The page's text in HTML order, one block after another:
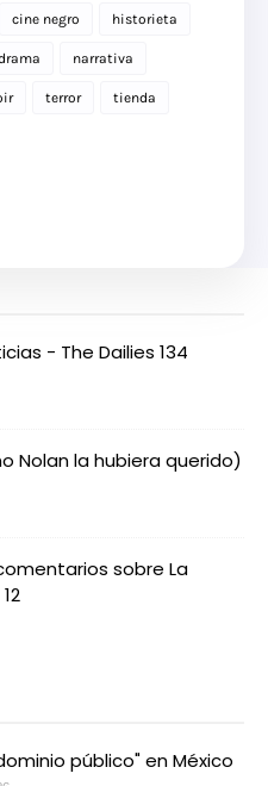
cine negro historieta
narrativa
terror tienda
- The Dailies 134
Nolan la hubiera querido)
sobre La
público" en México